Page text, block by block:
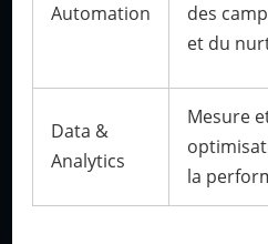
Automation
des
et du
Data &
Analytics
Mesure
la